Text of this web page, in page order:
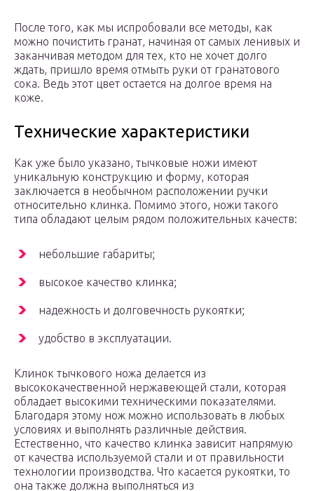
После того, как мы испробовали все методы, как
можно почистить гранат, начиная от самых ленивых и
заканчивая методом для тех, кто не хочет долго
ждать, пришло время отмыть руки от гранатового
сока. Ведь этот цвет остается на долгое время на
коже.
Технические характеристики
Как уже было указано, тычковые ножи имеют
уникальную конструкцию и форму, которая
заключается в необычном расположении ручки
относительно клинка. Помимо этого, ножи такого
типа обладают целым рядом положительных качеств:
небольшие габариты;
высокое качество клинка;
надежность и долговечность рукоятки;
удобство в эксплуатации.
Клинок тычкового ножа делается из
высококачественной нержавеющей стали, которая
обладает высокими техническими показателями.
Благодаря этому нож можно использовать в любых
условиях и выполнять различные действия.
Естественно, что качество клинка зависит напрямую
от качества используемой стали и от правильности
технологии производства. Что касается рукоятки, то
она также должна выполняться из